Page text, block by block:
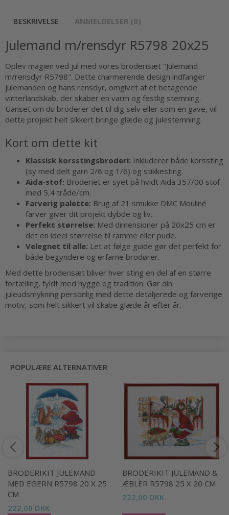
BESKRIVELSE ANMELDELSER (0)
Julemand m/rensdyr R5798 20x25
Oplev magien ved jul med vores broderisæt "Julemand
m/rensdyr R5798". Dette charmerende design indfanger
julemanden og hans rensdyr, omgivet af et betagende
vinterlandskab, der skaber en varm og festlig stemning.
Uanset om du broderer det til dig selv eller som en gave, vil
dette projekt helt sikkert bringe glæde og julestemning.
Kort om dette kit
Klassisk korsstingsbroderi: Inkluderer både korssting
(sy med delt garn 2/6 og 1/6) og stikkesting.
Aida-stof: Broderiet er syet på hvidt Aida 357/00 stof
med 5,4 tråde/cm.
Farverig palette: Brug af 21 smukke DMC Mouliné
farver giver dit projekt dybde og liv.
Perfekt størrelse: Med dimensioner på 20x25 cm er
det en ideel størrelse til ramme eller pude.
Velegnet til alle: Let at følge guide gør det perfekt for
både begyndere og erfarne brodører.
Med dette broderisæt bliver hver sting en del af en større
fortælling, fyldt med hygge og tradition. Gør din
juleudsmykning personlig med dette detaljerede og farverige
motiv, som helt sikkert vil skabe glæde år efter år.
POPULÆRE ALTERNATIVER
BRODERIKIT JULEMAND
MED EGERN R5798 20 X 25
CM
222,00 DKK
BRODERIKIT JULEMAND &
ÆBLER R5798 25 X 20 CM
222,00 DKK